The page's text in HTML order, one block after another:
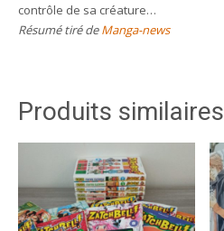
contrôle de sa créature…
Résumé tiré deManga-news
Produits similaires